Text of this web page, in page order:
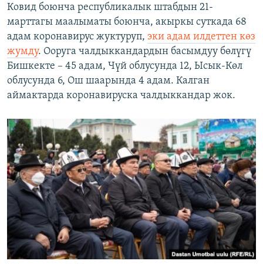
Ковид боюнча республикалык штабдын 21-
марттагы маалыматы боюнча, акыркы суткада 68
адам коронавирус жуктуруп, эки адам илдеттен көз
жумду. Ооруга чалдыккандардын басымдуу бөлүгү
Бишкекте – 45 адам, Чүй облусунда 12, Ысык-Көл
облусунда 6, Ош шаарында 4 адам. Калган
аймактарда коронавируска чалдыккандар жок.